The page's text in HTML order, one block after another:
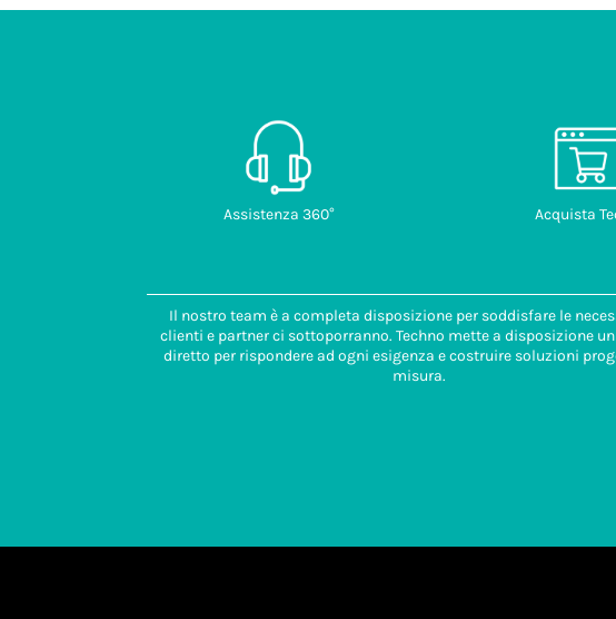
Assistenza 360° Acquista
Il nostro team è a completa disposizione per soddisfare le
clienti e partner ci sottoporranno. Techno mette a disposizione
diretto per rispondere ad ogni esigenza e costruire soluzioni
misura.